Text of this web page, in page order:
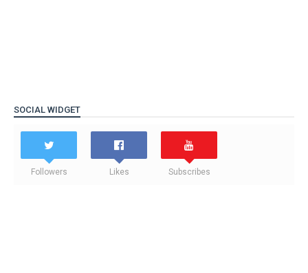
SOCIAL WIDGET
Followers Likes Subscribes